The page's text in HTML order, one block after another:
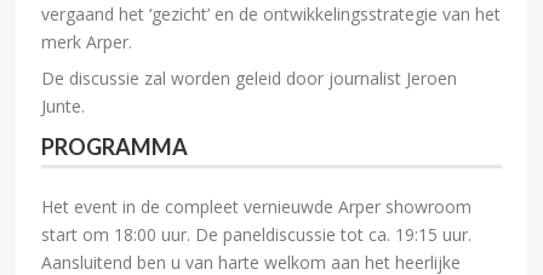
vergaand het ‘gezicht’ en de ontwikkelingsstrategie van het
merk Arper.
De discussie zal worden geleid door journalist Jeroen
Junte.
PROGRAMMA
Het event in de compleet vernieuwde Arper showroom
start om 18:00 uur. De paneldiscussie tot ca. 19:15 uur.
Aansluitend ben u van harte welkom aan het heerlijke